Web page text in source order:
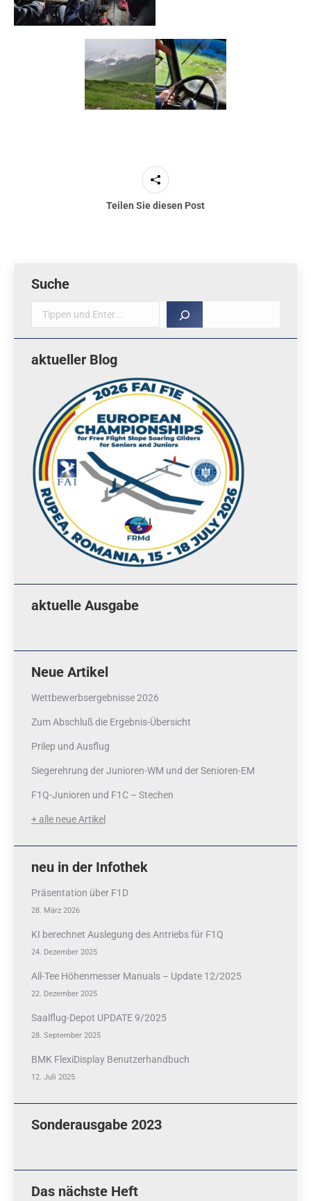
Teilen Sie diesen Post
Suche
Suche
aktueller Blog
aktuelle Ausgabe
Neue Artikel
Wettbewerbsergebnisse 2026
Zum Abschluß die Ergebnis-Übersicht
Prilep und Ausflug
Siegerehrung der Junioren-WM und der Senioren-EM
F1Q-Junioren und F1C – Stechen
+ alle neue Artikel
neu in der Infothek
Präsentation über F1D
28. März 2026
KI berechnet Auslegung des Antriebs für F1Q
24. Dezember 2025
All-Tee Höhenmesser Manuals – Update 12/2025
22. Dezember 2025
Saalflug-Depot UPDATE 9/2025
28. September 2025
BMK FlexiDisplay Benutzerhandbuch
12. Juli 2025
Sonderausgabe 2023
Das nächste Heft